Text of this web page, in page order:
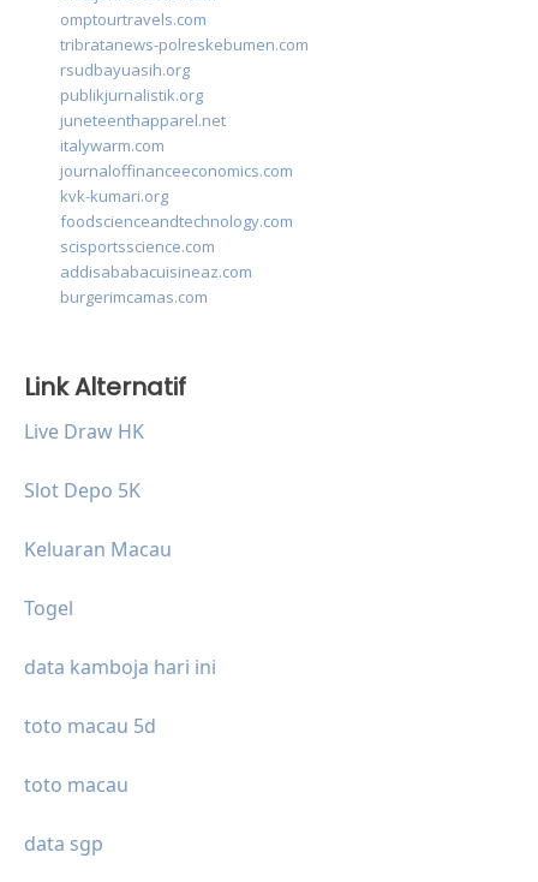
omptourtravels.com
tribratanews-polreskebumen.com
rsudbayuasih.org
publikjurnalistik.org
juneteenthapparel.net
italywarm.com
journaloffinanceeconomics.com
kvk-kumari.org
foodscienceandtechnology.com
scisportsscience.com
addisababacuisineaz.com
burgerimcamas.com
Link Alternatif
Live Draw HK
Slot Depo 5K
Keluaran Macau
Togel
data kamboja hari ini
toto macau 5d
toto macau
data sgp